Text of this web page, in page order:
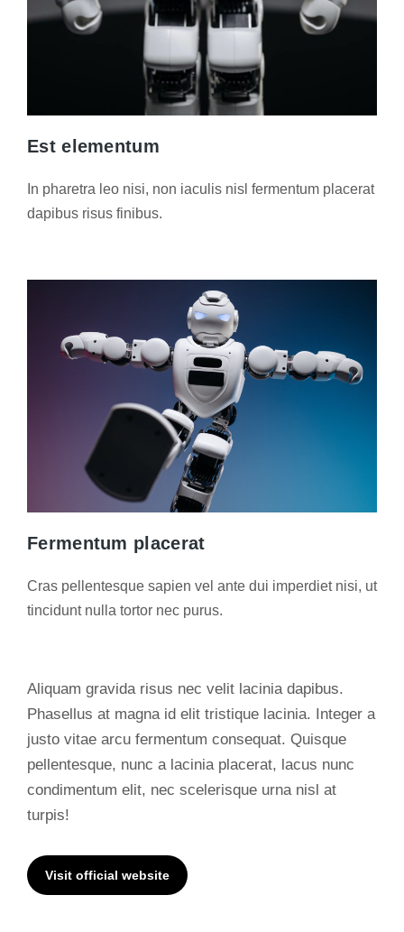
Est elementum
In pharetra leo nisi, non iaculis nisl fermentum placerat
dapibus risus finibus.
Fermentum placerat
Cras pellentesque sapien vel ante dui imperdiet nisi, ut
tincidunt nulla tortor nec purus.
Aliquam gravida risus nec velit lacinia dapibus.
Phasellus at magna id elit tristique lacinia. Integer a
justo vitae arcu fermentum consequat. Quisque
pellentesque, nunc a lacinia placerat, lacus nunc
condimentum elit, nec scelerisque urna nisl at
turpis!
Visit official website